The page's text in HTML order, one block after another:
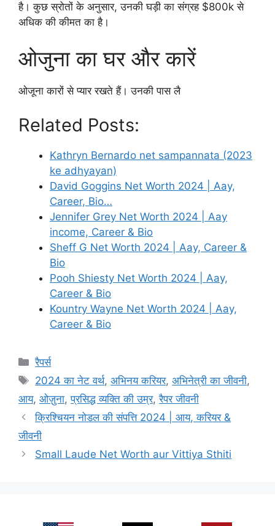
है। कुछ स्रोतों के अनुसार, उनकी घड़ी का संग्रह $800k से
अधिक की कीमत का है।
ओजुना का घर और कारें
ओजूना कारों से प्यार रखते हैं। उनकी पास लै
Related Posts:
Kathryn Bernardo net sampannata (2023
ke adhyayan)
David Goggins Net Worth 2024 | Aay,
Career, Bio…
Jennifer Grey Net Worth 2024 | Aay
income, Career & Bio
Sheff G Net Worth 2024 | Aay, Career &
Bio
Pooh Shiesty Net Worth 2024 | Aay,
Career & Bio
Kountry Wayne Net Worth 2024 | Aay,
Career & Bio
Categories
रैपर्स
Tags
2024 का नेट वर्थ,अभिनय करियर,अभिनेत्री का जीवनी,
आय, ओज़ुना,प्रसिद्ध व्यक्ति की उम्र,रैपर जीवनी
क्रिश्चियन नोडल की संपत्ति 2024 | आय, करियर &
जीवनी
Small Laude Net Worth aur Vittiya Sthiti